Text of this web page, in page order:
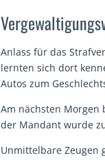
Anlass für das
lernten sich dort
Autos zum
Am nächsten Morgen
der Mandant wurde
Unmittelbare Zeugen